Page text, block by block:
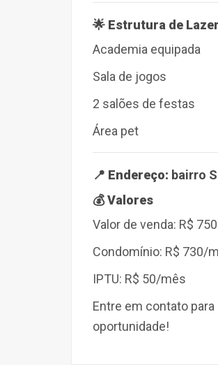
🌟 Estrutura de
Academia equipada
Sala de jogos
2 salões de festas
Área pet
📍 Endereço: bairro
💰 Valores
Valor de venda: R$
Condomínio: R$ 730/
IPTU: R$ 50/mês
Entre em contato
oportunidade!